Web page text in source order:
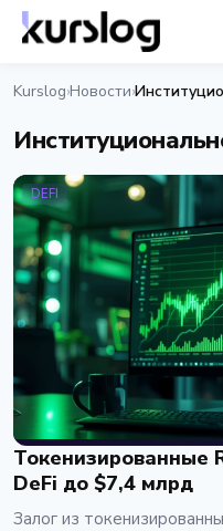
Kurslog›Новости›
DEFI
Токенизированные
DeFi до $7,4 млрд
Залог из